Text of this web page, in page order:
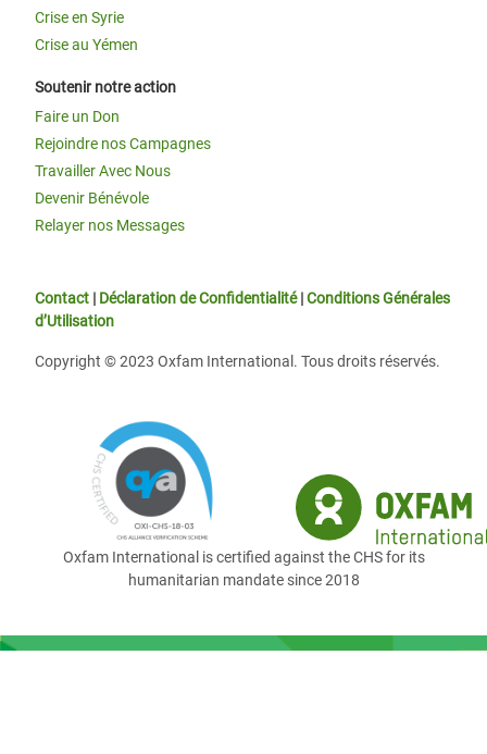
Crise en Syrie
Crise au Yémen
Soutenir notre action
Faire un Don
Rejoindre nos Campagnes
Travailler Avec Nous
Devenir Bénévole
Relayer nos Messages
Contact | Déclaration de Confidentialité|Conditions Générales
d’Utilisation
Copyright © 2023 Oxfam International. Tous droits réservés.
Oxfam International is certified against the CHS for its
humanitarian mandate since 2018